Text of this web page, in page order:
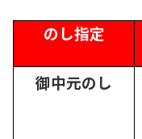
のし指定
御中元のし